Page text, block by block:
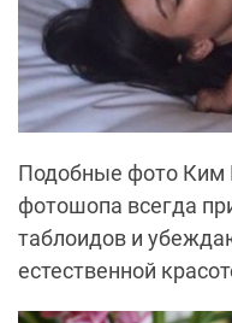
Подобные фото Ким
фотошопа всегда
таблоидов и
естественной